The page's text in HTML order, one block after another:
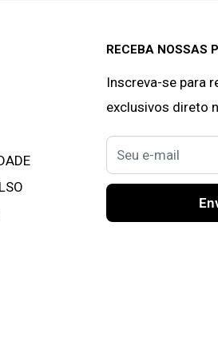
RECEBA NOSSAS
Inscreva-se para
exclusivos direto
Seu e-mail